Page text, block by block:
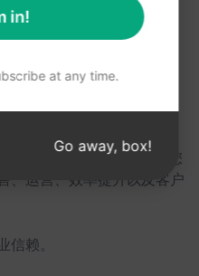
您有所帮助
也是一个社区驱动的提示
、Gemini、
平台的即用型提示词，您
、运营、效率提升以及客户
赖。
in!
at any time.
Go away, box!